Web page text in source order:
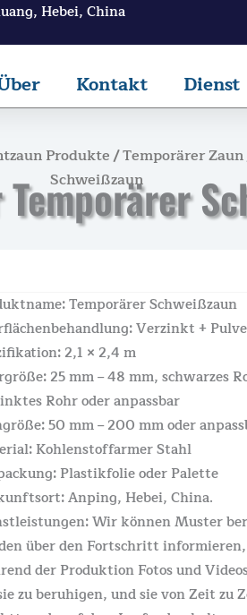
Hebei, China
Kontakt Dienst
Produkte/Temporärer Zaun
Schweißzaun
Temporärer Schweißzaun
Verzinkt +
2,1 × 2,4 m
25 mm – 48 mm, schwarzes
Rohr oder anpassbar
50 mm – 200 mm oder
Kohlenstoffarmer Stahl
Plastikfolie oder Palette
Anping, Hebei, China.
Wir können Muster
über den Fortschritt
der Produktion Fotos und
zu beruhigen, und sie von Zeit zu